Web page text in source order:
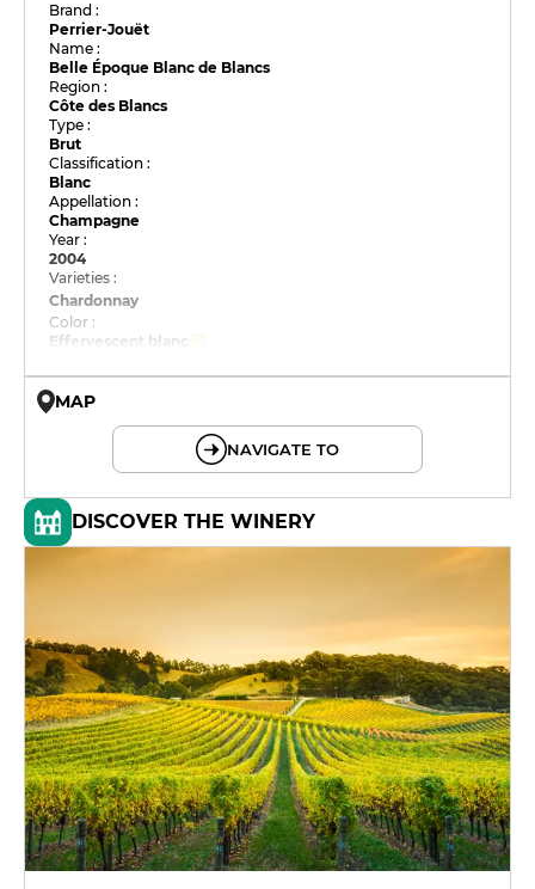
Brand :
Perrier-Jouët
Name :
Belle Époque Blanc de Blancs
Region :
Côte des Blancs
Type :
Brut
Classification :
Blanc
Appellation :
Champagne
Year :
2004
Varieties :
Chardonnay
Color :
Effervescent blanc
MAP
NAVIGATE TO
DISCOVER THE WINERY